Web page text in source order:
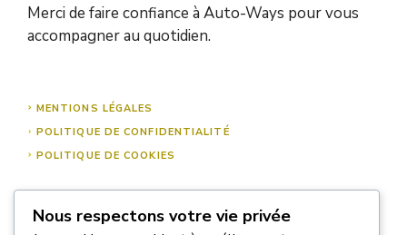
Merci de faire confiance à Auto-Ways pour vous
accompagner au quotidien.
MENTIONS LÉGALES
POLITIQUE DE CONFIDENTIALITÉ
POLITIQUE DE COOKIES
Nous respectons votre vie privée